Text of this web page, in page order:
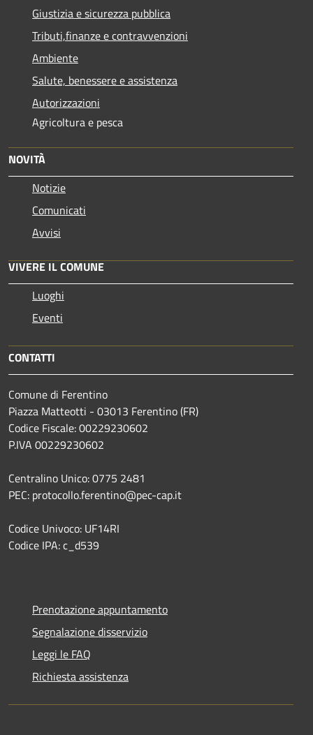
Giustizia e sicurezza pubblica
Tributi,finanze e contravvenzioni
Ambiente
Salute, benessere e assistenza
Autorizzazioni
Agricoltura e pesca
NOVITÀ
Notizie
Comunicati
Avvisi
VIVERE IL COMUNE
Luoghi
Eventi
CONTATTI
Comune di Ferentino
Piazza Matteotti - 03013 Ferentino (FR)
Codice Fiscale: 00229230602
P.IVA 00229230602
Centralino Unico: 0775 2481
PEC: protocollo.ferentino@pec-cap.it
Codice Univoco: UF14RI
Codice IPA: c_d539
Prenotazione appuntamento
Segnalazione disservizio
Leggi le FAQ
Richiesta assistenza